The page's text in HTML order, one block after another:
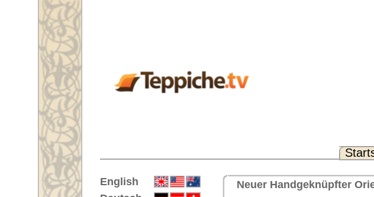
English
Deutsch
Preise in:
Maße anzeigen in:
Einloggen